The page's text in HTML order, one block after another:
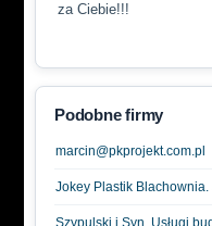
za Ciebie!!!
Podobne firmy
marcin@pkprojekt.com.pl
Jokey Plastik Blachownia.
Szypulski i Syn. Usługi